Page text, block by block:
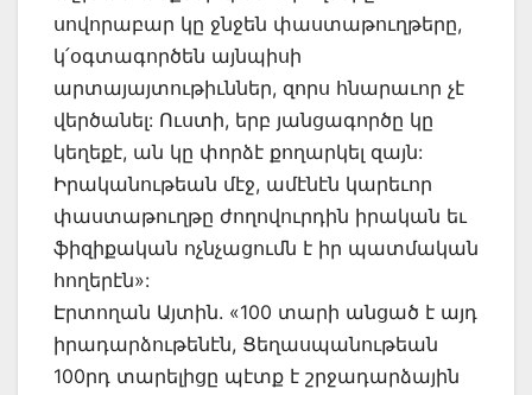
սովորաբար կը ջնջեն փաստաթուղթերը,
կ՛օգտագործեն այնպիսի
արտայայտութիւններ, զորս հնարաւոր չէ
վերծանել: Ուստի, երբ յանցագործը կը
կեղեքէ, ան կը փորձէ քողարկել զայն:
Իրականութեան մէջ, ամէնէն կարեւոր
փաստաթուղթը ժողովուրդին իրական եւ
ֆիզիքական ոչնչացումն է իր պատմական
հողերէն»:
Էրտողան Այտին. «100 տարի անցած է այդ
իրադարձութենէն, Ցեղասպանութեան
100րդ տարելիցը պէտք է շրջադարձային